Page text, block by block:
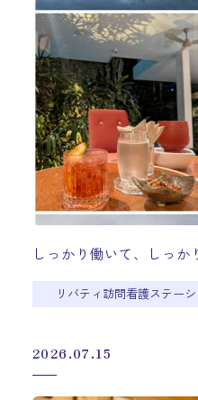
しっかり働いて、しっか
リバティ訪問看護ステー
2026.07.15